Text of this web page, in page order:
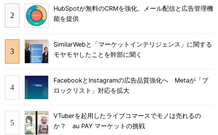
HubSpotが無料のCRMを強化、メール配信と広告管理機
能を提供
SimilarWebと「マーケットインテリジェンス」に関する
モヤモヤしたことを幹部に聞く
FacebookとInstagramの広告品質強化へ Metaが「ブ
ロックリスト」対応を拡大
VTuberを起用したライブコマースでモノは売れるの
か？ au PAY マーケットの挑戦